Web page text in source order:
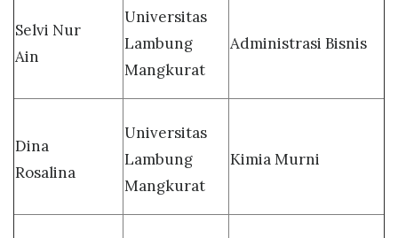
Selvi Nur
Ain
Universitas
Lambung
Mangkurat
Administrasi Bisnis
Dina
Rosalina
Universitas
Lambung
Mangkurat
Kimia Murni